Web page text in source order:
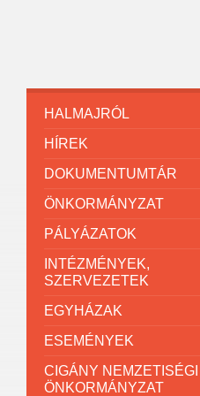
HALMAJRÓL
HÍREK
DOKUMENTUMTÁR
ÖNKORMÁNYZAT
PÁLYÁZATOK
INTÉZMÉNYEK,
SZERVEZETEK
EGYHÁZAK
ESEMÉNYEK
CIGÁNY NEMZETISÉGI
ÖNKORMÁNYZAT